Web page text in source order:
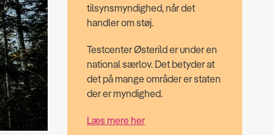
tilsynsmyndighed, når det
handler om støj.
Testcenter Østerild er under en
national særlov. Det betyder at
det på mange områder er staten
der er myndighed.
Læs mere her